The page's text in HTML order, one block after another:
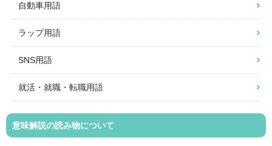
自動車用語
ラップ用語
SNS用語
就活・就職・転職用語
意味解説の読み物について